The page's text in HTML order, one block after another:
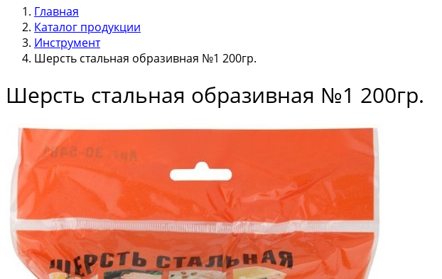
Главная
Каталог продукции
Инструмент
Шерсть стальная образивная №1 200гр.
Шерсть стальная образивная №1 200гр.